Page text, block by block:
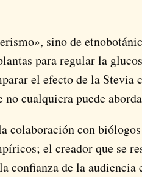
sino de
para regular la
el efecto de la
no cualquiera puede
colaboración con
el creador que se
confianza de la audiencia